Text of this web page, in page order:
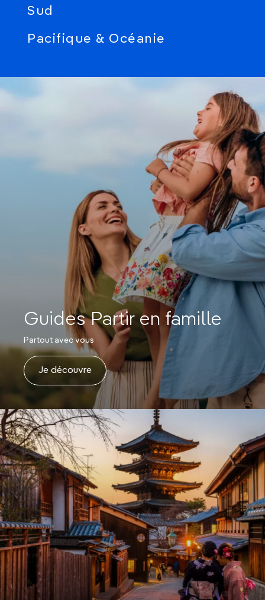
Sud
Pacifique & Océanie
Guides Partir en famille
Partout avec vous
Je découvre